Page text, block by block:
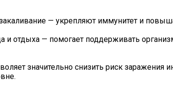
— укрепляют иммунитет и
отдыха — помогает поддерживать
значительно снизить риск